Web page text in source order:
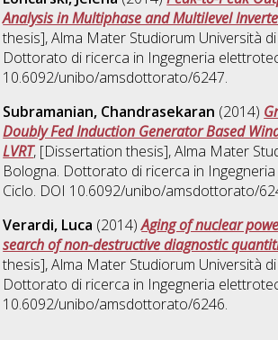
Analysis in Multiphase and Multilevel
thesis], Alma Mater Studiorum Università
Dottorato di ricerca in Ingegneria
10.6092/unibo/amsdottorato/6247.
Subramanian, Chandrasekaran (2014)
Doubly Fed Induction Generator Based
LVRT, [Dissertation thesis], Alma Mater
Bologna. Dottorato di ricerca in
Ciclo. DOI 10.6092/unibo/amsdottorato/
Verardi, Luca (2014)Aging of nuclear
search of non-destructive diagnostic
thesis], Alma Mater Studiorum Università
Dottorato di ricerca in Ingegneria
10.6092/unibo/amsdottorato/6246.